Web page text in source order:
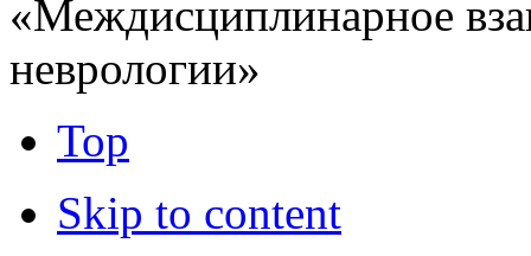
«Междисциплинарное
неврологии»
Top
Skip to content